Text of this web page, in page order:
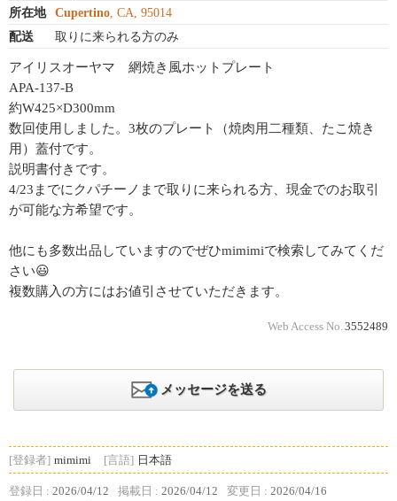
所在地
Cupertino , CA, 95014
配送
取りに来られる方のみ
アイリスオーヤマ 網焼き風ホットプレート
APA-137-B
約W425×D300mm
数回使用しました。3枚のプレート（焼肉用二種類、たこ焼き
用）蓋付です。
説明書付きです。
4/23までにクパチーノまで取りに来られる方、現金でのお取引
が可能な方希望です。
他にも多数出品していますのでぜひmimimiで検索してみてくだ
さい😃
複数購入の方にはお値引させていただきます。
Web Access No. 3552489
メッセージを送る
[登録者] mimimi [言語] 日本語
登録日 : 2026/04/12 掲載日 : 2026/04/12 変更日 : 2026/04/16